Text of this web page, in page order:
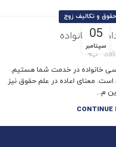
05
سپتامبر
حقوق و تکالیف زوج
خانواده
6
خانواده در خدمت شما هستیم.
است. معنای اعاده در علم حقوق نیز
م...
CONTINUE